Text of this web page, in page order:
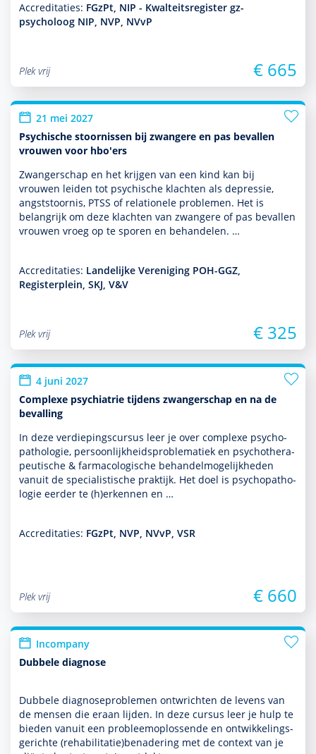
Accreditaties: FGzPt, NIP - Kwalteitsregister gz-
psycholoog NIP, NVP, NVvP
Plek vrij € 665
21 mei 2027
Psychische stoornissen bij zwangere en pas bevallen
vrouwen voor hbo'ers
Zwangerschap en het krijgen van een kind kan bij
vrouwen leiden tot psychische klachten als depres­sie,
angststoor­nis, PTSS of rela­tio­nele pro­ble­men. Het is
belang­rijk om deze klachten van zwangere of pas bevallen
vrouwen vroeg op te sporen en behan­delen. …
Accreditaties: Landelijke Vereniging POH-GGZ,
Registerplein, SKJ, V&V
Plek vrij € 325
4 juni 2027
Complexe psychiatrie tijdens zwangerschap en na de
bevalling
In deze verdiepingscursus leer je over complexe psycho­
patho­logie, per­soon­lijkheidsproble­ma­tiek en psycho­thera­
peutische & farmacologische behan­delmoge­lijk­heden
vanuit de specialis­tische prak­tijk. Het doel is psycho­patho­
logie eerder te (h)erkennen en …
Accreditaties: FGzPt, NVP, NVvP, VSR
Plek vrij € 660
Incompany
Dubbele diagnose
Dubbele diag­nosepro­ble­men ontwrichten de levens van
de mensen die eraan lijden. In deze cursus leer je hulp te
bieden vanuit een probleemoplossende en ont­wikke­lings­
ge­richte (rehabi­li­ta­tie)benade­ring met de context van je